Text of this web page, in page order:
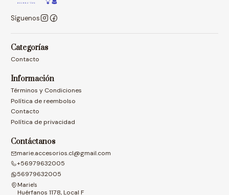
Síguenos
Categorías
Contacto
Información
Términos y Condiciones
Política de reembolso
Contacto
Política de privacidad
Contáctanos
marie.accesorios.cl@gmail.com
+56979632005
56979632005
Marie's
Huérfanos 1178, Local F